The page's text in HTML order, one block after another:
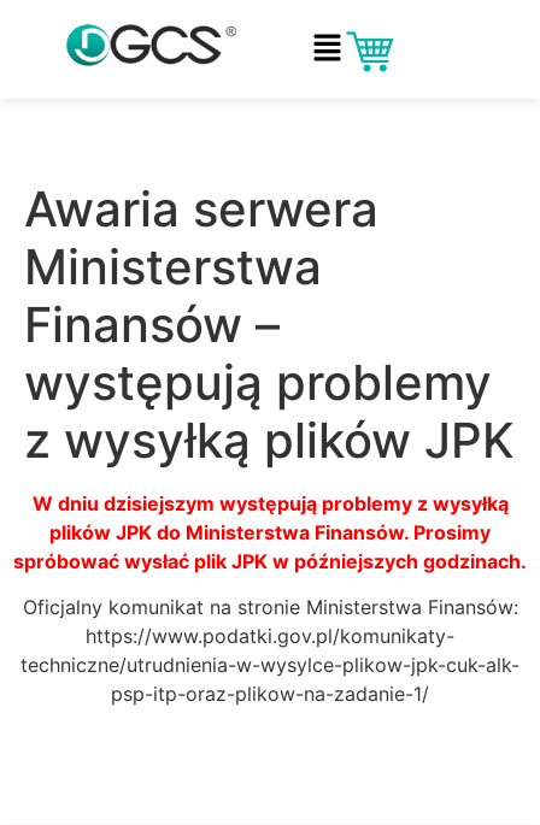
Awaria serwera
Ministerstwa
Finansów –
występują problemy
z wysyłką plików JPK
W dniu dzisiejszym występują problemy z wysyłką
plików JPK do Ministerstwa Finansów. Prosimy
spróbować wysłać plik JPK w późniejszych godzinach.
Oficjalny komunikat na stronie Ministerstwa Finansów:
https://www.podatki.gov.pl/komunikaty-
techniczne/utrudnienia-w-wysylce-plikow-jpk-cuk-alk-
psp-itp-oraz-plikow-na-zadanie-1/